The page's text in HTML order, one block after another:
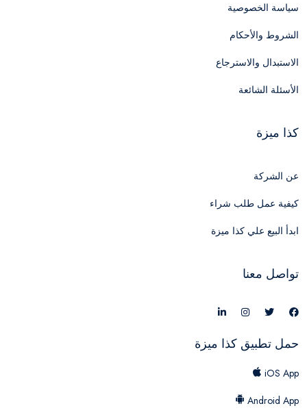
سياسة الخصوصية
الشروط والأحكام
الاستبدال والاسترجاع
الأسئلة الشائعة
كذا ميزة
عن الشركة
كيفية عمل طلب شراء
ابدأ البيع علي كذا ميزة
تواصل معنا
حمل تطبيق كذا ميزة
iOS App
Android App